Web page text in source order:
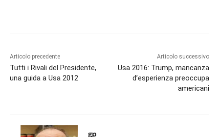
Articolo precedente
Tutti i Rivali del Presidente,
una guida a Usa 2012
Articolo successivo
Usa 2016: Trump, mancanza
d’esperienza preoccupa
americani
gp